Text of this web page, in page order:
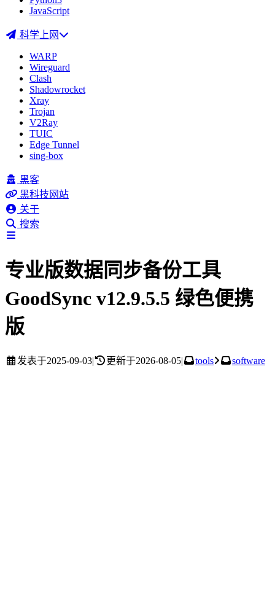
JavaScript
科学上网
WARP
Wireguard
Clash
Shadowrocket
Xray
Trojan
V2Ray
TUIC
Edge Tunnel
sing-box
黑客
黑科技网站
关于
搜索
专业版数据同步备份工具
GoodSync v12.9.5.5 绿色便携
版
发表于2025-09-03| 更新于2026-08-05| tools software